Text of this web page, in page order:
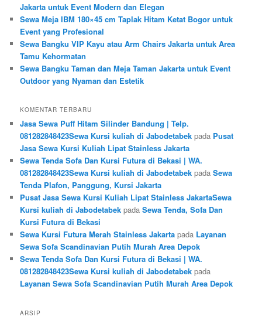
Jakarta untuk Event Modern dan Elegan
Sewa Meja IBM 180×45 cm Taplak Hitam Ketat Bogor untuk
Event yang Profesional
Sewa Bangku VIP Kayu atau Arm Chairs Jakarta untuk Area
Tamu Kehormatan
Sewa Bangku Taman dan Meja Taman Jakarta untuk Event
Outdoor yang Nyaman dan Estetik
KOMENTAR TERBARU
Jasa Sewa Puff Hitam Silinder Bandung | Telp.
081282848423Sewa Kursi kuliah di Jabodetabek pada Pusat
Jasa Sewa Kursi Kuliah Lipat Stainless Jakarta
Sewa Tenda Sofa Dan Kursi Futura di Bekasi | WA.
081282848423Sewa Kursi kuliah di Jabodetabek padaSewa
Tenda Plafon, Panggung, Kursi Jakarta
Pusat Jasa Sewa Kursi Kuliah Lipat Stainless JakartaSewa
Kursi kuliah di Jabodetabek padaSewa Tenda, Sofa Dan
Kursi Futura di Bekasi
Sewa Kursi Futura Merah Stainless Jakarta pada Layanan
Sewa Sofa Scandinavian Putih Murah Area Depok
Sewa Tenda Sofa Dan Kursi Futura di Bekasi | WA.
081282848423Sewa Kursi kuliah di Jabodetabek pada
Layanan Sewa Sofa Scandinavian Putih Murah Area Depok
ARSIP